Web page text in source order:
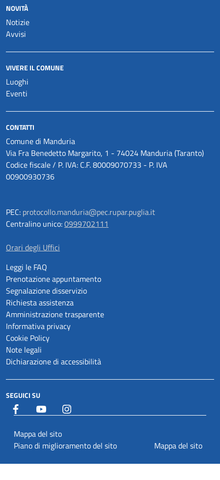
NOVITÀ
Notizie
Avvisi
VIVERE IL COMUNE
Luoghi
Eventi
CONTATTI
Comune di Manduria
Via Fra Benedetto Margarito, 1 - 74024 Manduria (Taranto)
Codice fiscale / P. IVA: C.F. 80009070733 - P. IVA
00900930736
PEC: protocollo.manduria@pec.rupar.puglia.it
Centralino unico:0999702111
Orari degli Uffici
Leggi le FAQ
Prenotazione appuntamento
Segnalazione disservizio
Richiesta assistenza
Amministrazione trasparente
Informativa privacy
Cookie Policy
Note legali
Dichiarazione di accessibilità
SEGUICI SU
Facebook YouTube
Mappa del sito
Piano di miglioramento del sito
Mappa del sito